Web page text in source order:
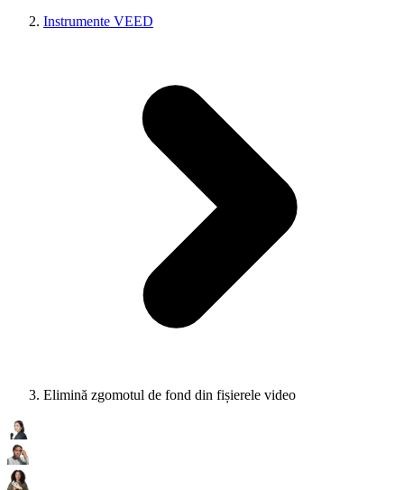
Instrumente VEED
Elimină zgomotul de fond din fișierele video